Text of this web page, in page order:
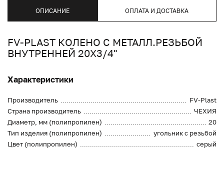
ОПИСАНИЕ ОПЛАТА И ДОСТАВКА
FV-PLAST КОЛЕНО С МЕТАЛЛ.РЕЗЬБОЙ
ВНУТРЕННЕЙ 20X3/4"
Характеристики
Производитель
FV-Plast
Страна производитель
ЧЕХИЯ
Диаметр, мм (полипропилен)
20
Тип изделия (полипропилен)
угольник с резьбой
Цвет (полипропилен)
серый